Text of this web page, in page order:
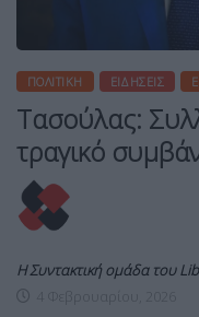
ΠΟΛΙΤΙΚΉ ΕΙΔΉΣΕΙΣ
Τασούλας:
τραγικό
Η Συντακτική ομάδα του